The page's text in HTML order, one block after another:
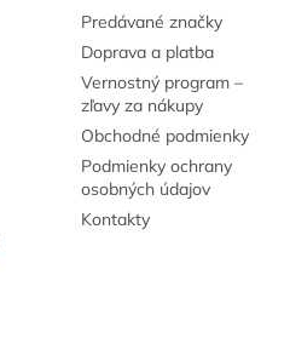
Predávané značky
Doprava a platba
Vernostný program –
zľavy za nákupy
Obchodné podmienky
Podmienky ochrany
osobných údajov
Kontakty